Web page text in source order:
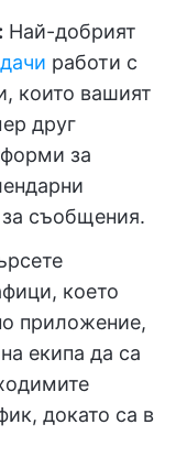
Най-добрият
работи с
които вашият
друг
за
съобщения.
което
приложение,
екипа да са
докато са в